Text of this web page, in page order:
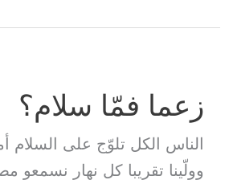
يعملهم
الإرهاب
زعما فمّا سلام؟
الناس الكل تلوّج على السلام
وولّينا تقريبا كل نهار نسمعو